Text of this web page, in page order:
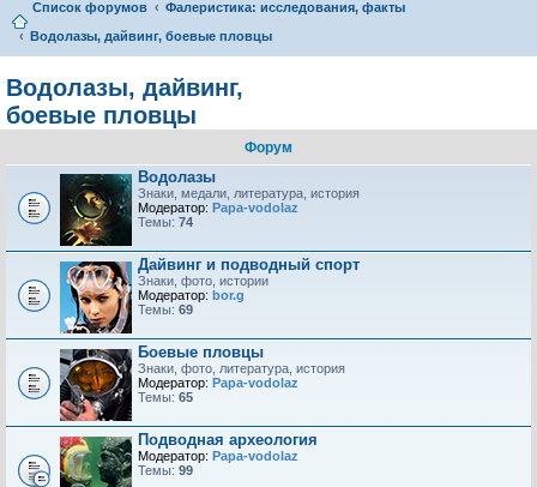
Список форумов
Фалеристика: исследования, факты
Водолазы, дайвинг, боевые пловцы
Водолазы, дайвинг,
боевые пловцы
Форум
Водолазы
Знаки, медали, литература, история
Модератор: Papa-vodolaz
Темы: 74
Дайвинг и подводный спорт
Знаки, фото, истории
Модератор: bor.g
Темы: 69
Боевые пловцы
Знаки, фото, литература, история
Модератор: Papa-vodolaz
Темы: 65
Подводная археология
Модератор: Papa-vodolaz
Темы: 99